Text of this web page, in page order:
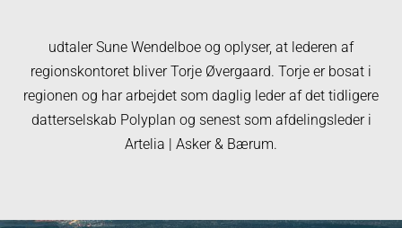
udtaler Sune Wendelboe og oplyser, at lederen af
regionskontoret bliver Torje Øvergaard. Torje er bosat i
regionen og har arbejdet som daglig leder af det tidligere
datterselskab Polyplan og senest som afdelingsleder i
Artelia | Asker & Bærum.